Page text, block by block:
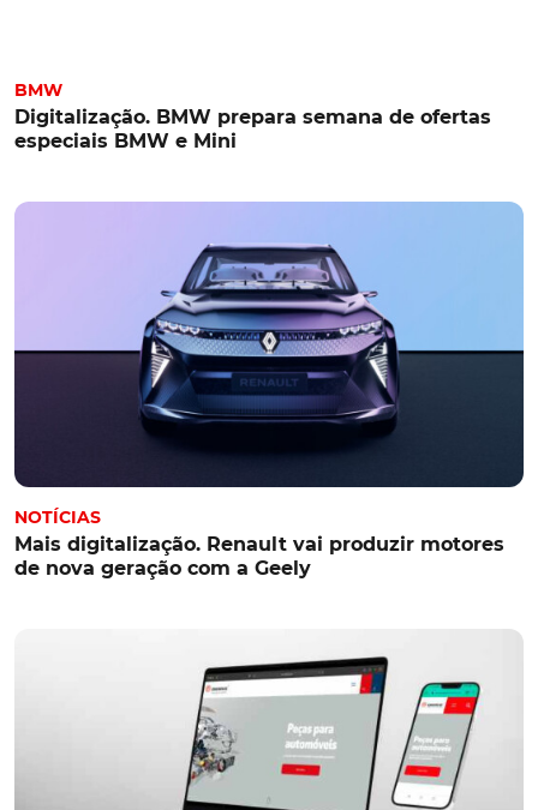
BMW
Digitalização. BMW prepara semana de ofertas
especiais BMW e Mini
NOTÍCIAS
Mais digitalização. Renault vai produzir motores
de nova geração com a Geely